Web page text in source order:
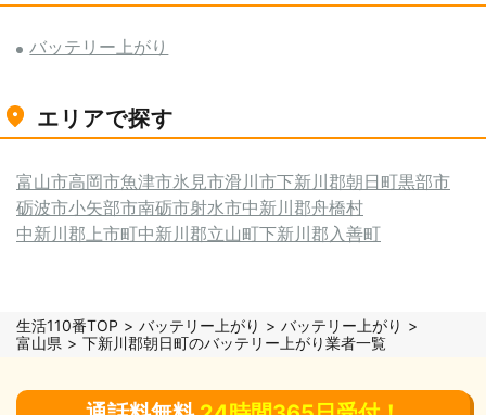
バッテリー上がり
エリアで探す
富山市高岡市魚津市氷見市滑川市下新川郡朝日町黒部市
砺波市小矢部市南砺市射水市中新川郡舟橋村
中新川郡上市町中新川郡立山町下新川郡入善町
生活110番TOP バッテリー上がり
バッテリー上がり
富山県
下新川郡朝日町のバッテリー上がり業者一覧